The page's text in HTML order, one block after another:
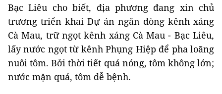
Bạc Liêu cho biết, địa phương đang xin chủ
trương triển khai Dự án ngăn dòng kênh xáng
Cà Mau, trữ ngọt kênh xáng Cà Mau - Bạc Liêu,
lấy nước ngọt từ kênh Phụng Hiệp để pha loãng
nuôi tôm. Bởi thời tiết quá nóng, tôm không lớn;
nước mặn quá, tôm dễ bệnh.